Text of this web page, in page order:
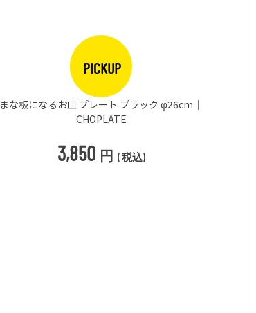
PICKUP
まな板になるお皿 プレート ブラック φ26cm｜
CHOPLATE
3,850 円 (税込)